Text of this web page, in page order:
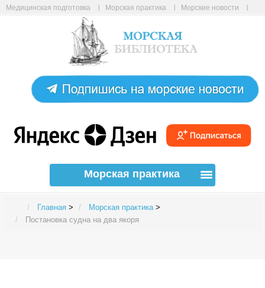
Медицинская подготовка Морская практика
Морские новости
Авиабилеты онлайн
Морская практика
Главная > Морская практика >
Постановка судна на два якоря